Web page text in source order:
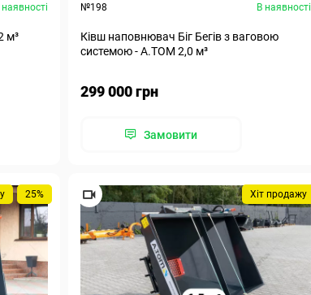
наявності
м³
№198 В наявності
Ківш наповнювач Біг Бегів з ваговою
системою - А.ТОМ 2,0 м³
299 000 грн
Замовити
25% Хіт продажу